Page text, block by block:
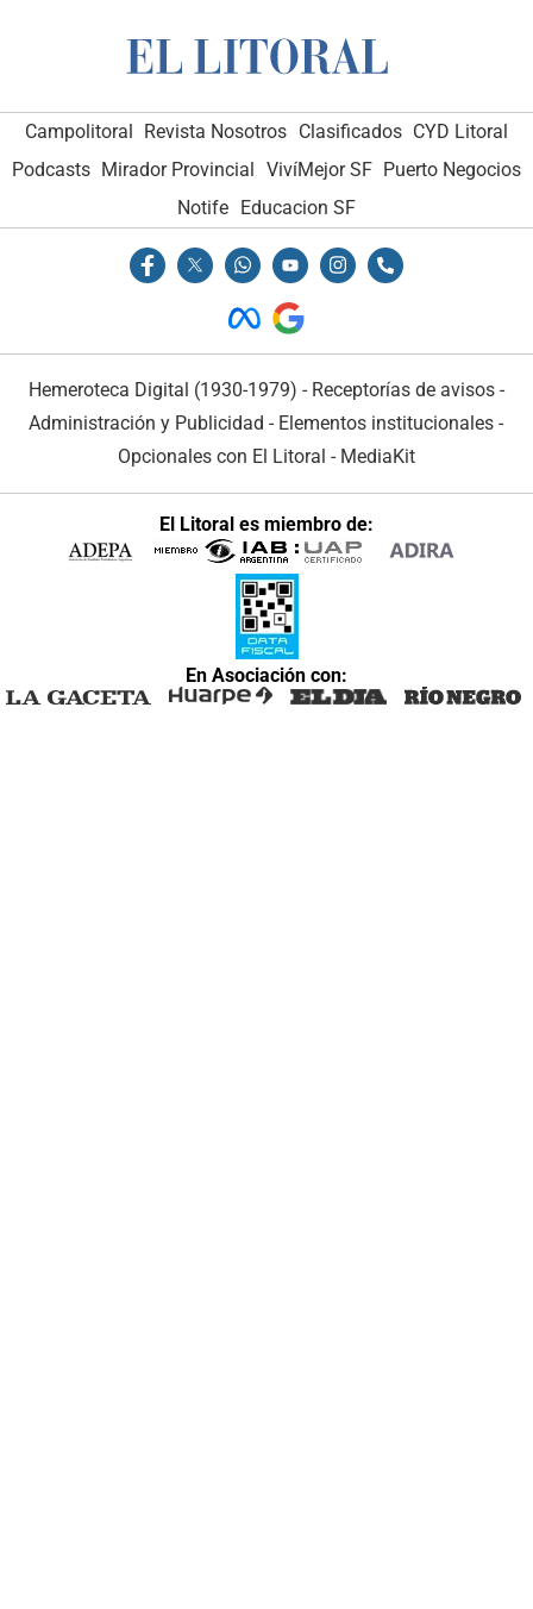
Campolitoral Revista Nosotros Clasificados CYD Litoral
Podcasts Mirador Provincial VivíMejor SF Puerto Negocios
Notife Educacion SF
Hemeroteca Digital (1930-1979) - Receptorías de avisos -
Administración y Publicidad - Elementos institucionales -
Opcionales con El Litoral - MediaKit
El Litoral es miembro de:
En Asociación con: